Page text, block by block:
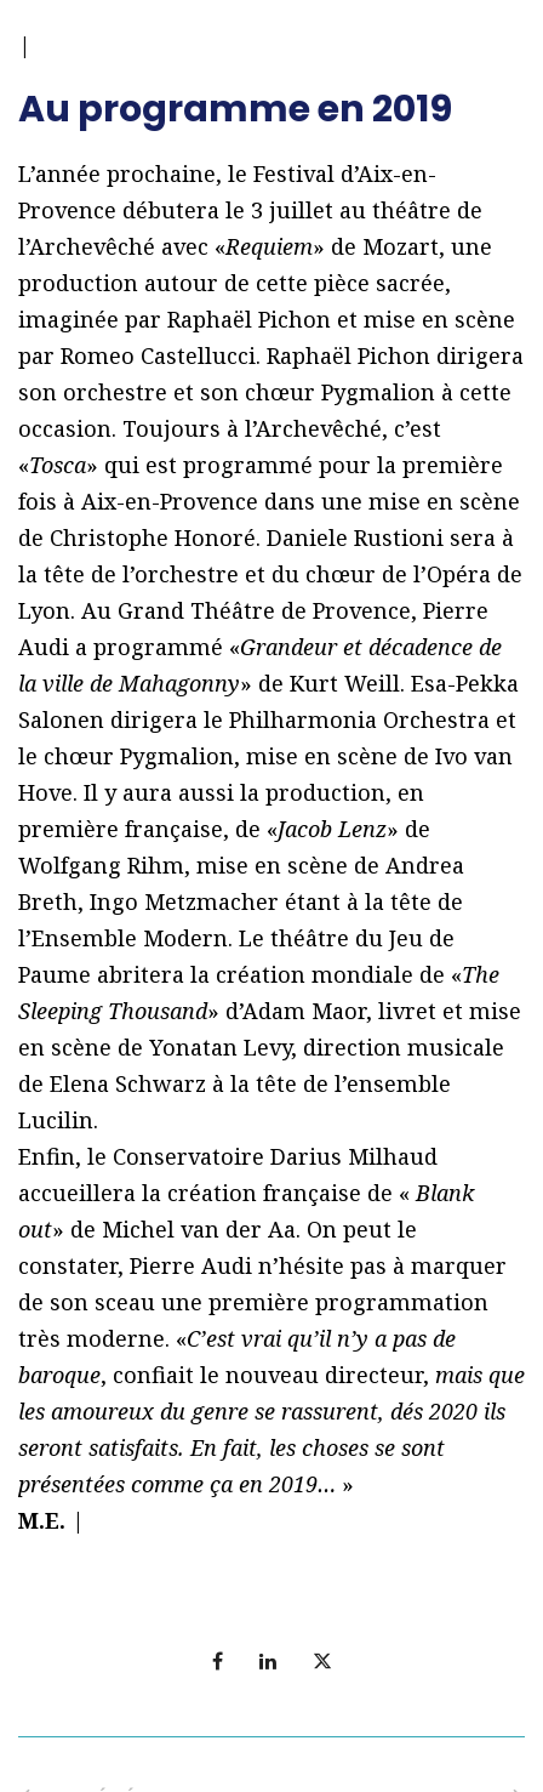
|
Au programme en 2019
L’année prochaine, le Festival d’Aix-en-
Provence débutera le 3 juillet au théâtre de
l’Archevêché avec «Requiem» de Mozart, une
production autour de cette pièce sacrée,
imaginée par Raphaël Pichon et mise en scène
par Romeo Castellucci. Raphaël Pichon dirigera
son orchestre et son chœur Pygmalion à cette
occasion. Toujours à l’Archevêché, c’est
«Tosca» qui est programmé pour la première
fois à Aix-en-Provence dans une mise en scène
de Christophe Honoré. Daniele Rustioni sera à
la tête de l’orchestre et du chœur de l’Opéra de
Lyon. Au Grand Théâtre de Provence, Pierre
Audi a programmé «Grandeur et décadence de
la ville de Mahagonny» de Kurt Weill. Esa-Pekka
Salonen dirigera le Philharmonia Orchestra et
le chœur Pygmalion, mise en scène de Ivo van
Hove. Il y aura aussi la production, en
première française, de «Jacob Lenz» de
Wolfgang Rihm, mise en scène de Andrea
Breth, Ingo Metzmacher étant à la tête de
l’Ensemble Modern. Le théâtre du Jeu de
Paume abritera la création mondiale de «The
Sleeping Thousand» d’Adam Maor, livret et mise
en scène de Yonatan Levy, direction musicale
de Elena Schwarz à la tête de l’ensemble
Lucilin.
Enfin, le Conservatoire Darius Milhaud
accueillera la création française de « Blank
out» de Michel van der Aa. On peut le
constater, Pierre Audi n’hésite pas à marquer
de son sceau une première programmation
très moderne. «C’est vrai qu’il n’y a pas de
baroque, confiait le nouveau directeur, mais que
les amoureux du genre se rassurent, dés 2020 ils
seront satisfaits. En fait, les choses se sont
présentées comme ça en 2019… »
M.E. |